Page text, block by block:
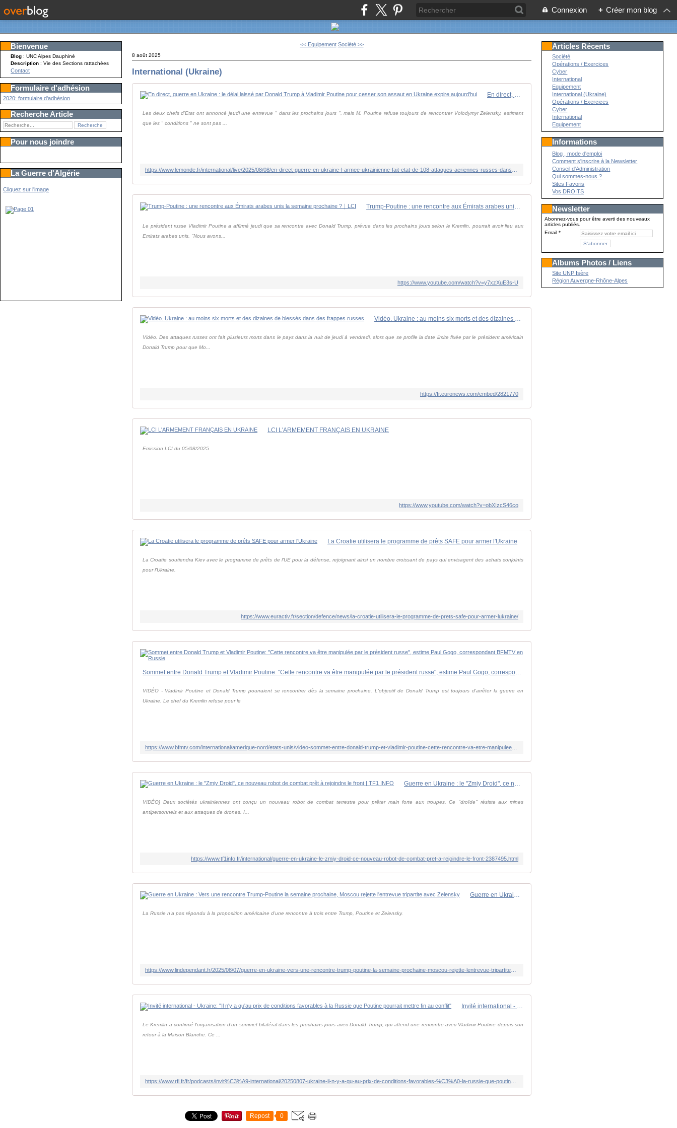
Connexion + Créer mon blog
Bienvenue
Blog : UNC Alpes Dauphiné
Description: Vie des Sections rattachées
Contact
Formulaire d'adhésion
2020: formulaire d'adhésion
Recherche Article
Pour nous joindre
La Guerre d'Algérie
Cliquez sur l'image
<< Equipement Société >>
8 août 2025
International (Ukraine)
En direct, guerre en Ukraine : le délai laissé par Donald Trump à Vladimir Poutine pour cesser son assaut en Ukraine expire aujourd'hui
Les deux chefs d'Etat ont annoncé jeudi une entrevue " dans les prochains jours ", mais M. Poutine refuse toujours de rencontrer Volodymyr Zelensky, estimant
que les " conditions " ne sont pas ...
Trump-Poutine : une rencontre aux Émirats arabes unis la semaine prochaine ?｜LCI
Le président russe Vladimir Poutine a affirmé jeudi que sa rencontre avec Donald Trump, prévue dans les prochains jours selon le Kremlin, pourrait avoir lieu aux
Emirats arabes unis. "Nous avons...
https://www.youtube.com/watch?v=y7xzXuE3s-U
Vidéo. Ukraine : au moins six morts et des dizaines de blessés dans des frappes russes
Vidéo. Des attaques russes ont fait plusieurs morts dans le pays dans la nuit de jeudi à vendredi, alors que se profile la date limite fixée par le président américain
Donald Trump pour que Mo...
https://fr.euronews.com/embed/2821770
LCI L'ARMEMENT FRANÇAIS EN UKRAINE
Emission LCI du 05/08/2025
https://www.youtube.com/watch?v=obXIzcS46co
La Croatie utilisera le programme de prêts SAFE pour armer l'Ukraine
La Croatie soutiendra Kiev avec le programme de prêts de l'UE pour la défense, rejoignant ainsi un nombre croissant de pays qui envisagent des achats conjoints
pour l'Ukraine.
https://www.euractiv.fr/section/defence/news/la-croatie-utilisera-le-programme-de-prets-safe-pour-armer-lukraine/
Sommet entre Donald Trump et Vladimir Poutine: "Cette rencontre va être manipulée par le président russe", estime Paul Gogo, correspondant BFMTV en Russie
VIDÉO - Vladimir Poutine et Donald Trump pourraient se rencontrer dès la semaine prochaine. L'objectif de Donald Trump est toujours d'arrêter la guerre en
Ukraine. Le chef du Kremlin refuse pour le
Guerre en Ukraine : le "Zmiy Droid", ce nouveau robot de combat prêt à rejoindre le front | TF1 INFO
VIDÉO] Deux sociétés ukrainiennes ont conçu un nouveau robot de combat terrestre pour prêter main forte aux troupes. Ce "droïde" résiste aux mines
antipersonnels et aux attaques de drones. I...
https://www.tf1info.fr/international/guerre-en-ukraine-le-zmiy-droid-ce-nouveau-robot-de-combat-pret-a-rejoindre-le-front-2387495.html
Guerre en Ukraine : Vers une rencontre Trump-Poutine la semaine prochaine, Moscou rejette l'entrevue tripartite avec Zelensky
La Russie n'a pas répondu à la proposition américaine d'une rencontre à trois entre Trump, Poutine et Zelensky.
Invité international - Ukraine: "Il n'y a qu'au prix de conditions favorables à la Russie que Poutine pourrait mettre fin au conflit"
Le Kremlin a confirmé l'organisation d'un sommet bilatéral dans les prochains jours avec Donald Trump, qui attend une rencontre avec Vladimir Poutine depuis son
retour à la Maison Blanche. Ce ...
Repost 0
Articles Récents
Société
Opérations / Exercices
Cyber
International
Equipement
International (Ukraine)
Opérations / Exercices
Cyber
International
Equipement
Informations
Blog , mode d'emploi
Comment s'inscrire à la Newsletter
Conseil d'Administration
Qui sommes-nous ?
Sites Favoris
Vos DROITS
Newsletter
Abonnez-vous pour être averti des nouveaux
articles publiés.
Email
Albums Photos / Liens
Site UNP Isère
Région Auvergne-Rhône-Alpes